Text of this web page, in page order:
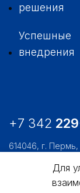
решения
Успешные
внедрения
+7 342
614046, г. Пермь,
usk@usk.perm.ru
Для